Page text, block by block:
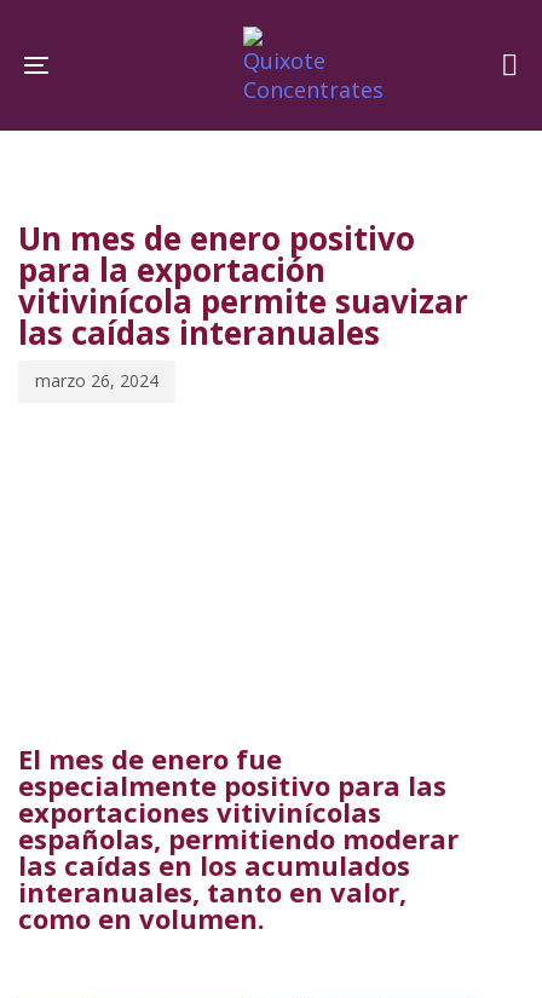
links
navigation
content
Toggle navigation
Un mes de enero positivo
para la exportación
vitivinícola permite suavizar
las caídas interanuales
marzo 26, 2024
El mes de enero fue
especialmente positivo para las
exportaciones vitivinícolas
españolas, permitiendo moderar
las caídas en los acumulados
interanuales, tanto en valor,
como en volumen.